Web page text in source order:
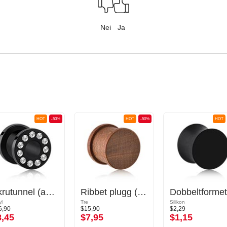
Nei Ja
-50%
HOT
Skrutunnel (akryl, svart) med krystallsteiner
-50%
HOT
Ribbet plugg (tre)
Tre
$15,90
$7,95
HOT
Silikon
$2,29
$1,15